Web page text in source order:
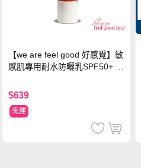
【we are feel good 好感覺】敏
感肌專用耐水防曬乳SPF50+ 7
$639
免運